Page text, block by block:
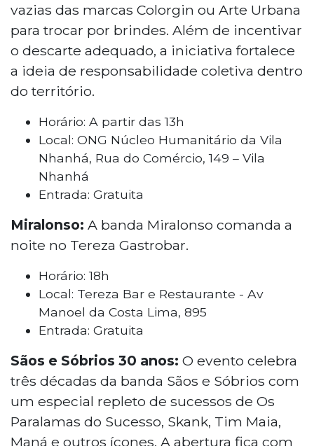
vazias das marcas Colorgin ou Arte Urbana
para trocar por brindes. Além de incentivar
o descarte adequado, a iniciativa fortalece
a ideia de responsabilidade coletiva dentro
do território.
Horário: A partir das 13h
Local: ONG Núcleo Humanitário da Vila
Nhanhá, Rua do Comércio, 149 – Vila
Nhanhá
Entrada: Gratuita
Miralonso: A banda Miralonso comanda a
noite no Tereza Gastrobar.
Horário: 18h
Local: Tereza Bar e Restaurante - Av
Manoel da Costa Lima, 895
Entrada: Gratuita
Sãos e Sóbrios 30 anos: O evento celebra
três décadas da banda Sãos e Sóbrios com
um especial repleto de sucessos de Os
Paralamas do Sucesso, Skank, Tim Maia,
Maná e outros ícones. A abertura fica com